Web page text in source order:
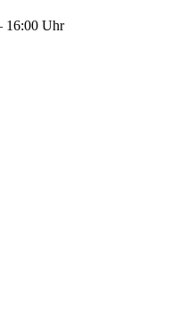
16:00 Uhr